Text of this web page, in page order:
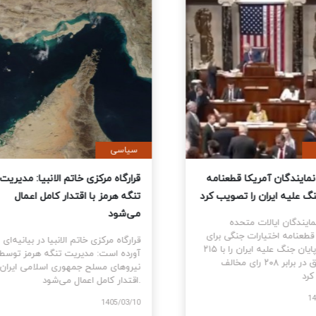
آمریکا قطعنامه
جنگ علیه ایران را تصویب کرد
ایالات متحده
قطعنامه اختیارات جنگی برای
توقف و پایان جنگ علیه ایران را با ۲۱۵
رای موافق در برابر ۲۰۸ رای مخالف
سیاسی
قرارگاه مرکزی خاتم الانبیا:
تنگه هرمز با اقتدار کامل اعمال
می‌شود
قرارگاه مرکزی خاتم الانبیا در
آورده است: مدیریت تنگه هرمز
نیروهای مسلح جمهوری اسلامی
اقتدار کامل اعمال می‌شود.
1405/03/10